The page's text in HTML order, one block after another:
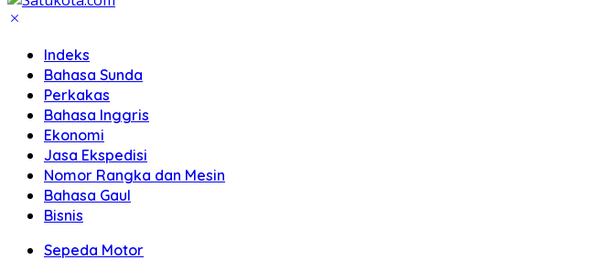
Indeks
Bahasa Sunda
Perkakas
Bahasa Inggris
Ekonomi
Jasa Ekspedisi
Nomor Rangka dan Mesin
Bahasa Gaul
Bisnis
Sepeda Motor